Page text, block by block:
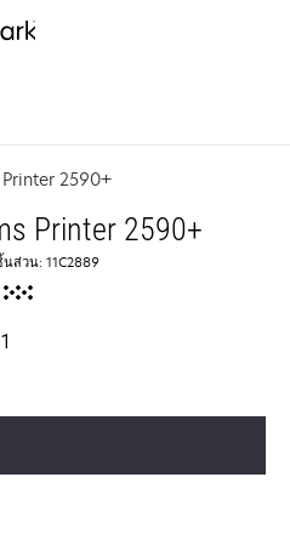
2590+
Printer 2590+
ส่วน: 11C2889